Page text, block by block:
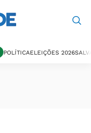
POLÍTICAELEIÇÕES 2026